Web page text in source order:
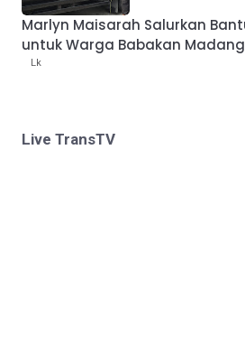
Marlyn Maisarah Salurkan
untuk Warga Babakan Madang
Lk
Live TransTV